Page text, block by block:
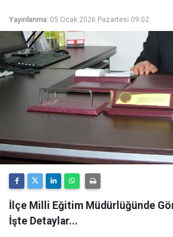
Yayınlanma: 05 Ocak 2026 Pazartesi 09:02
İlçe Milli Eğitim Müdürlüğünde
İşte Detaylar...